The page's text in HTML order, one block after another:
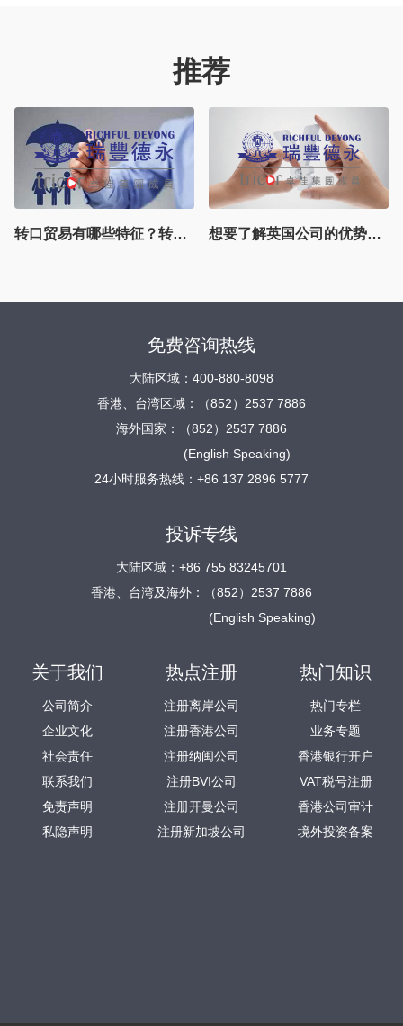
推荐
转口贸易有哪些特征？转口贸易融资套利模式有什么风险？ 想要了解英国公司的优势可以从这三方面入手，英国公司注册须知
免费咨询热线
大陆区域：400-880-8098
香港、台湾区域：（852）2537 7886
海外国家：（852）2537 7886
(English Speaking)
24小时服务热线：+86 137 2896 5777
投诉专线
大陆区域：+86 755 83245701
香港、台湾及海外：（852）2537 7886
(English Speaking)
关于我们
公司简介
企业文化
社会责任
联系我们
免责声明
私隐声明
热点注册
注册离岸公司
注册香港公司
注册纳闽公司
注册BVI公司
注册开曼公司
注册新加坡公司
热门知识
热门专栏
业务专题
香港银行开户
VAT税号注册
香港公司审计
境外投资备案